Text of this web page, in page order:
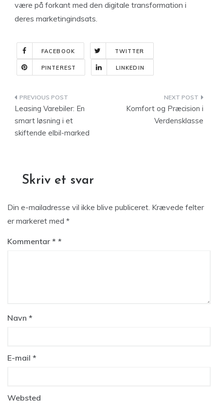
være på forkant med den digitale transformation i
deres marketingindsats.
FACEBOOK TWITTER
PINTEREST LINKEDIN
Indlægsnavigation
Leasing Varebiler: En
smart løsning i et
skiftende elbil-marked
Komfort og Præcision i
Verdensklasse
Skriv et svar
Din e-mailadresse vil ikke blive publiceret. Krævede felter
er markeret med *
Kommentar *
Navn *
E-mail *
Websted